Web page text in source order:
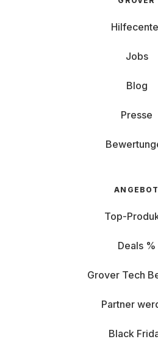
Jobs
Blog
Presse
ANGEBOT
Top-
Deals %
Grover Tech
Partner
Black